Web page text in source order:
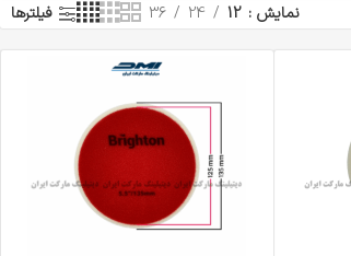
نمایش 12
24
36 فیلترها